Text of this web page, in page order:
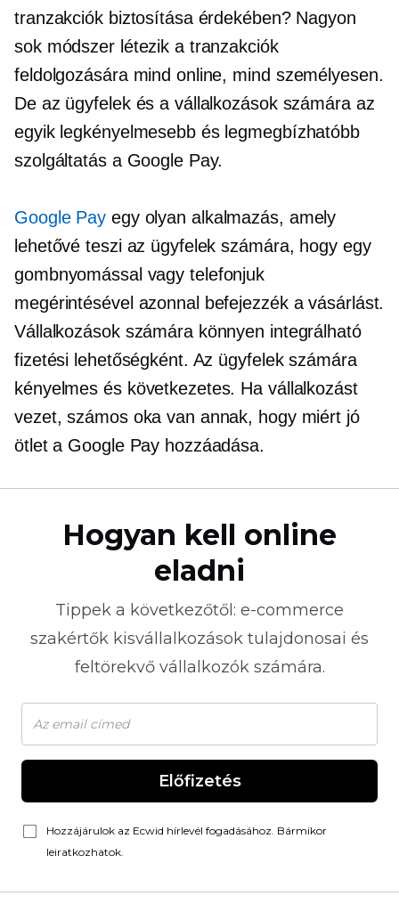
tranzakciók biztosítása érdekében? Nagyon
sok módszer létezik a tranzakciók
feldolgozására mind online, mind személyesen.
De az ügyfelek és a vállalkozások számára az
egyik legkényelmesebb és legmegbízhatóbb
szolgáltatás a Google Pay.
Google Pay egy olyan alkalmazás, amely
lehetővé teszi az ügyfelek számára, hogy egy
gombnyomással vagy telefonjuk
megérintésével azonnal befejezzék a vásárlást.
Vállalkozások számára könnyen integrálható
fizetési lehetőségként. Az ügyfelek számára
kényelmes és következetes. Ha vállalkozást
vezet, számos oka van annak, hogy miért jó
ötlet a Google Pay hozzáadása.
Hogyan kell online
eladni
Tippek a következőtől: e-commerce
szakértők kisvállalkozások tulajdonosai és
feltörekvő vállalkozók számára.
Előfizetés
Hozzájárulok az Ecwid hírlevél fogadásához. Bármikor
leiratkozhatok.